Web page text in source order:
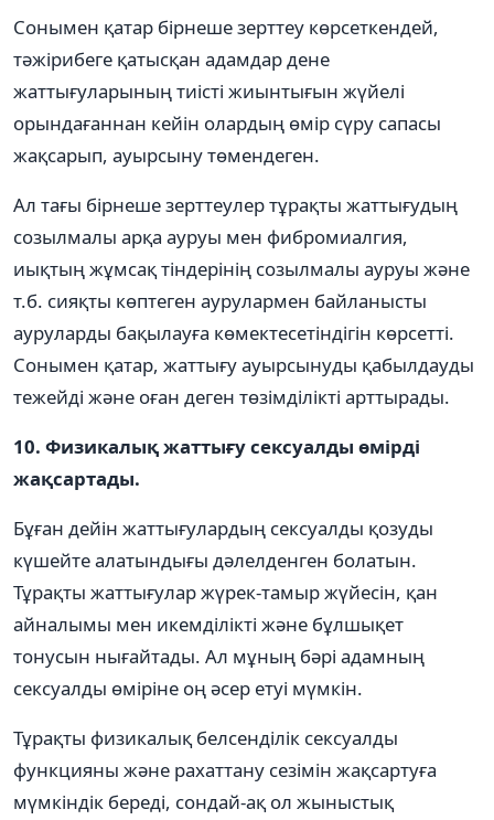
Сонымен қатар бірнеше зерттеу көрсеткендей,
тәжірибеге қатысқан адамдар дене
жаттығуларының тиісті жиынтығын жүйелі
орындағаннан кейін олардың өмір сүру сапасы
жақсарып, ауырсыну төмендеген.
Ал тағы бірнеше зерттеулер тұрақты жаттығудың
созылмалы арқа ауруы мен фибромиалгия,
иықтың жұмсақ тіндерінің созылмалы ауруы және
т.б. сияқты көптеген аурулармен байланысты
ауруларды бақылауға көмектесетіндігін көрсетті.
Сонымен қатар, жаттығу ауырсынуды қабылдауды
тежейді және оған деген төзімділікті арттырады.
10. Физикалық жаттығу сексуалды өмірді
жақсартады.
Бұған дейін жаттығулардың сексуалды қозуды
күшейте алатындығы дәлелденген болатын.
Тұрақты жаттығулар жүрек-тамыр жүйесін, қан
айналымы мен икемділікті және бұлшықет
тонусын нығайтады. Ал мұның бәрі адамның
сексуалды өміріне оң әсер етуі мүмкін.
Тұрақты физикалық белсенділік сексуалды
функцияны және рахаттану сезімін жақсартуға
мүмкіндік береді, сондай-ақ ол жыныстық